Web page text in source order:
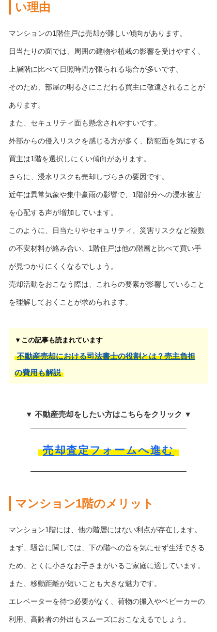
い理由
マンションの1階住戸は売却が難しい傾向があります。
日当たりの面では、周囲の建物や植栽の影響を受けやすく、
上層階に比べて日照時間が限られる場合が多いです。
そのため、部屋の明るさにこだわる買主に敬遠されることが
あります。
また、セキュリティ面も懸念されやすいです。
外部からの侵入リスクを感じる方が多く、防犯面を気にする
買主は1階を選択しにくい傾向があります。
さらに、浸水リスクも売却しづらさの要因です。
近年は異常気象や集中豪雨の影響で、1階部分への浸水被害
を心配する声が増加しています。
このように、日当たりやセキュリティ、災害リスクなど複数
の不安材料が絡み合い、1階住戸は他の階層と比べて買い手
が見つかりにくくなるでしょう。
売却活動をおこなう際は、これらの要素が影響していること
を理解しておくことが求められます。
▼この記事も読まれています
不動産売却における司法書士の役割とは？売主負担
の費用も解説
▼ 不動産売却をしたい方はこちらをクリック ▼
売却査定フォームへ進む
マンション1階のメリット
マンション1階には、他の階層にはない利点が存在します。
まず、騒音に関しては、下の階への音を気にせず生活できる
ため、とくに小さなお子さまがいるご家庭に適しています。
また、移動距離が短いことも大きな魅力です。
エレベーターを待つ必要がなく、荷物の搬入やベビーカーの
利用、高齢者の外出もスムーズにおこなえるでしょう。